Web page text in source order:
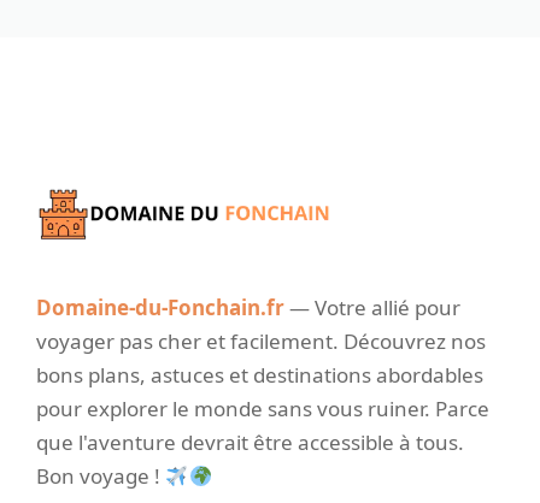
Domaine-du-Fonchain.fr— Votre allié pour
voyager pas cher et facilement. Découvrez nos
bons plans, astuces et destinations abordables
pour explorer le monde sans vous ruiner. Parce
que l'aventure devrait être accessible à tous.
Bon voyage !